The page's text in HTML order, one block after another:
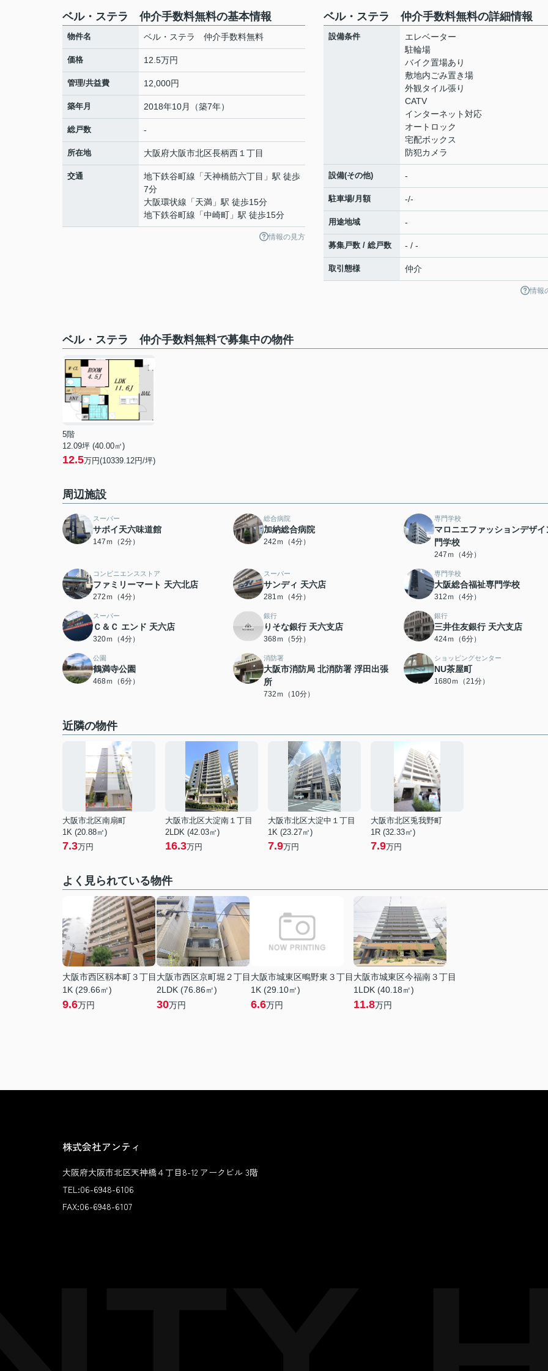
ベル・ステラ 仲介手数料無料の基本情報
物件名 ベル・ステラ 仲介手数料無料
価格 12.5万円
管理/共益費 12,000円
築年月 2018年10月（築7年）
総戸数 -
所在地 大阪府大阪市北区長柄西 １丁目
交通 地下鉄谷町線 「天神橋筋六丁目 」駅 徒歩
7分
大阪環状線 「天満 」駅 徒歩15分
地下鉄谷町線 「中崎町 」駅 徒歩15分
情報の見方
ベル・ステラ 仲介手数料無料の詳細情報
設備条件
エレベーター
駐輪場
バイク置場あり
敷地内ごみ置き場
外観タイル張り
CATV
インターネット対応
オートロック
宅配ボックス
防犯カメラ
設備(その他) -
駐車場/月額 -/-
用途地域 -
募集戸数 / 総戸数 - / -
取引態様 仲介
情報
ベル・ステラ 仲介手数料無料で募集中の物件
5階
12.09坪 (40.00㎡)
12.5万円(10339.12円/坪)
周辺施設
スーパー
サボイ天六味道館
147ｍ（2分）
総合病院
加納総合病院
242ｍ（4分）
専門学校
マロニエファッションデザイ
門学校
247ｍ（4分）
コンビニエンスストア
ファミリーマート 天六北店
272ｍ（4分）
スーパー
サンディ 天六店
281ｍ（4分）
専門学校
大阪総合福祉専門学校
312ｍ（4分）
スーパー
Ｃ＆Ｃ エンド 天六店
320ｍ（4分）
銀行
りそな銀行 天六支店
368ｍ（5分）
銀行
三井住友銀行 天六支店
424ｍ（6分）
公園
鶴満寺公園
468ｍ（6分）
消防署
大阪市消防局 北消防署 浮田出張
所
732ｍ（10分）
ショッピングセンター
NU茶屋町
1680ｍ（21分）
近隣の物件
大阪市北区南扇町
1K (20.88㎡)
7.3万円
大阪市北区大淀南１丁目
2LDK (42.03㎡)
16.3万円
大阪市北区大淀中１丁目
1K (23.27㎡)
7.9万円
大阪市北区兎我野町
1R (32.33㎡)
7.9万円
よく見られている物件
大阪市西区靱本町３丁目
1K (29.66㎡)
9.6万円
大阪市西区京町堀２丁目
2LDK (76.86㎡)
30万円
大阪市城東区鴫野東３丁目
1K (29.10㎡)
6.6万円
大阪市城東区今福南３丁目
1LDK (40.18㎡)
11.8万円
株式会社アンティ
大阪府大阪市北区天神橋４丁目8-12 アークビル 3階
TEL:06-6948-6106
FAX:06-6948-6107